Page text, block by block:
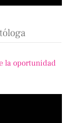
la oportunidad